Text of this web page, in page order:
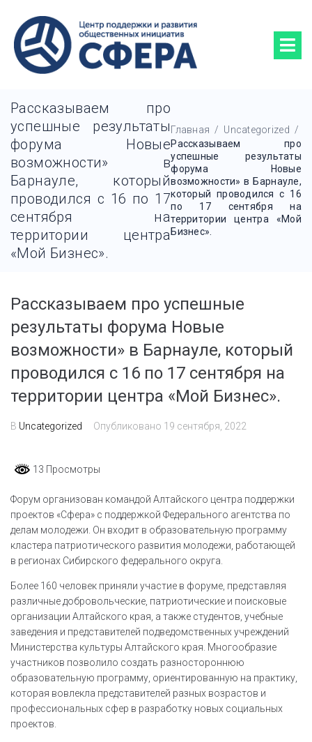
Рассказываем про
успешные результаты
форума Новые
возможности» в
Барнауле, который
проводился с 16 по 17
сентября на
территории центра
«Мой Бизнес».
Главная / Uncategorized /
Рассказываем про
успешные результаты
форума Новые
возможности» в Барнауле,
который проводился с 16
по 17 сентября на
территории центра «Мой
Бизнес».
Рассказываем про успешные
результаты форума Новые
возможности» в Барнауле, который
проводился с 16 по 17 сентября на
территории центра «Мой Бизнес».
В Uncategorized Опубликовано 19 сентября, 2022
13 Просмотры
Форум организован командой Алтайского центра поддержки
проектов «Сфера» с поддержкой Федерального агентства по
делам молодежи. Он входит в образовательную программу
кластера патриотического развития молодежи, работающей
в регионах Сибирского федерального округа.
Более 160 человек приняли участие в форуме, представляя
различные добровольческие, патриотические и поисковые
организации Алтайского края, а также студентов, учебные
заведения и представителей подведомственных учреждений
Министерства культуры Алтайского края. Многообразие
участников позволило создать разностороннюю
образовательную программу, ориентированную на практику,
которая вовлекла представителей разных возрастов и
профессиональных сфер в разработку новых социальных
проектов.